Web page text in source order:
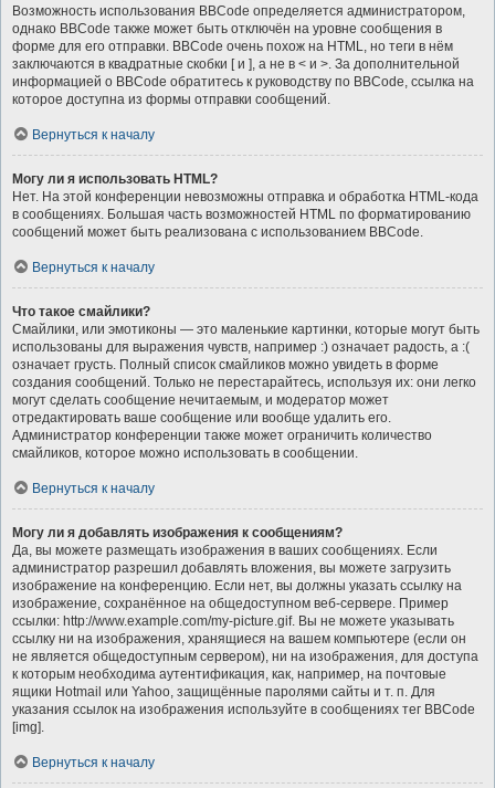
Возможность использования BBCode определяется администратором,
однако BBCode также может быть отключён на уровне сообщения в
форме для его отправки. BBCode очень похож на HTML, но теги в нём
заключаются в квадратные скобки [ и ], а не в < и >. За дополнительной
информацией о BBCode обратитесь к руководству по BBCode, ссылка на
которое доступна из формы отправки сообщений.
Вернуться к началу
Могу ли я использовать HTML?
Нет. На этой конференции невозможны отправка и обработка HTML-кода
в сообщениях. Большая часть возможностей HTML по форматированию
сообщений может быть реализована с использованием BBCode.
Вернуться к началу
Что такое смайлики?
Смайлики, или эмотиконы — это маленькие картинки, которые могут быть
использованы для выражения чувств, например :) означает радость, а :(
означает грусть. Полный список смайликов можно увидеть в форме
создания сообщений. Только не перестарайтесь, используя их: они легко
могут сделать сообщение нечитаемым, и модератор может
отредактировать ваше сообщение или вообще удалить его.
Администратор конференции также может ограничить количество
смайликов, которое можно использовать в сообщении.
Вернуться к началу
Могу ли я добавлять изображения к сообщениям?
Да, вы можете размещать изображения в ваших сообщениях. Если
администратор разрешил добавлять вложения, вы можете загрузить
изображение на конференцию. Если нет, вы должны указать ссылку на
изображение, сохранённое на общедоступном веб-сервере. Пример
ссылки: http://www.example.com/my-picture.gif. Вы не можете указывать
ссылку ни на изображения, хранящиеся на вашем компьютере (если он
не является общедоступным сервером), ни на изображения, для доступа
к которым необходима аутентификация, как, например, на почтовые
ящики Hotmail или Yahoo, защищённые паролями сайты и т. п. Для
указания ссылок на изображения используйте в сообщениях тег BBCode
[img].
Вернуться к началу